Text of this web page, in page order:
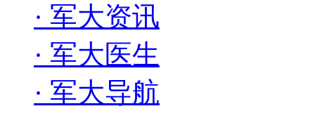
· 军大资讯
· 军大医生
· 军大导航